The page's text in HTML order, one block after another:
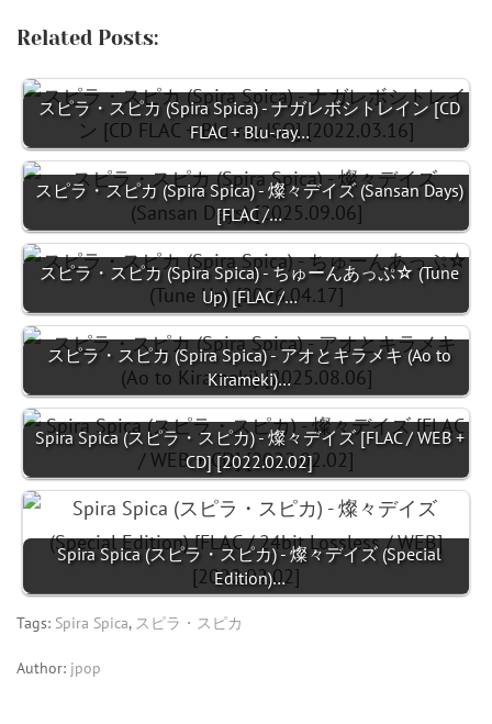
Related Posts:
スピラ・スピカ (Spira Spica) - ナガレボシトレイン [CD
FLAC + Blu-ray…
スピラ・スピカ (Spira Spica) - 燦々デイズ (Sansan Days)
[FLAC /…
スピラ・スピカ (Spira Spica) - ちゅーんあっぷ☆ (Tune
Up) [FLAC /…
スピラ・スピカ (Spira Spica) - アオとキラメキ (Ao to
Kirameki)…
Spira Spica (スピラ・スピカ) - 燦々デイズ [FLAC / WEB +
CD] [2022.02.02]
Spira Spica (スピラ・スピカ) - 燦々デイズ (Special
Edition)…
Tags: Spira Spica, スピラ・スピカ
Author: jpop